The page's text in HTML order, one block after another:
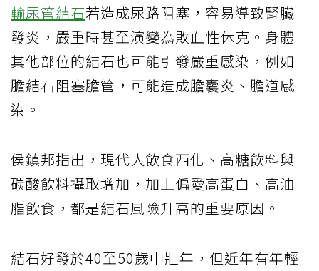
輸尿管結石若造成尿路阻塞，容易導致腎臟
發炎，嚴重時甚至演變為敗血性休克。身體
其他部位的結石也可能引發嚴重感染，例如
膽結石阻塞膽管，可能造成膽囊炎、膽道感
染。
侯鎮邦指出，現代人飲食西化、高糖飲料與
碳酸飲料攝取增加，加上偏愛高蛋白、高油
脂飲食，都是結石風險升高的重要原因。
結石好發於40至50歲中壯年，但近年有年輕